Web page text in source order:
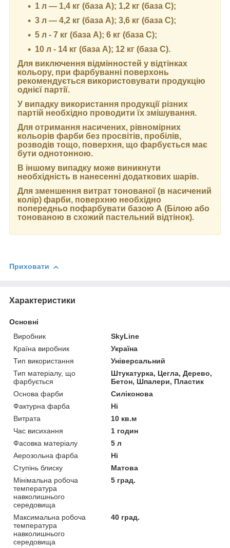
1 л — 1,4 кг (база А); 1,2 кг (база С);
3 л — 4,2 кг (база А); 3,6 кг (база C);
5 л - 7 кг (база А); 6 кг (база С);
10 л - 14 кг (база А); 12 кг (база С).
Для виключення відмінностей у відтінках
кольору, при фарбуванні поверхонь
рекомендується використовувати продукцію
однієї партії.
У випадку використання продукції різних
партій необхідно проводити їх змішування.
Для отримання насичених, рівномірних
кольорів фарби без просвітів, пробілів,
розводів тощо, поверхня, що фарбується має
бути однотонною.
В іншому випадку може виникнути
необхідність в нанесенні додаткових шарів.
Для зменшення витрат тонованої (в насичений
колір) фарби, поверхню необхідно
попередньо пофарбувати базою А (Білою або
тонованою в схожий пастельний відтінок).
Приховати
Характеристики
Основні
Виробник
SkyLine
Країна виробник
Україна
Тип використання
Універсальний
Тип матеріалу, що
фарбується
Штукатурка, Цегла, Дерево,
Бетон, Шпалери, Пластик
Основа фарби
Силіконова
Фактурна фарба
Ні
Витрата
10 кв.м
Час висихання
1 годин
Фасовка матеріалу
5 л
Аерозольна фарба
Ні
Ступінь блиску
Матова
Мінімальна робоча
температура
навколишнього
середовища
5 град.
Максимальна робоча
температура
навколишнього
середовища
40 град.